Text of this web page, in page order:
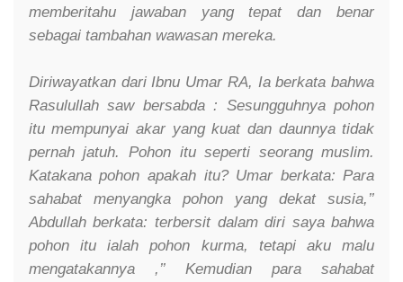
memberitahu jawaban yang tepat dan benar
sebagai tambahan wawasan mereka.
Diriwayatkan dari Ibnu Umar RA, Ia berkata bahwa
Rasulullah saw bersabda : Sesungguhnya pohon
itu mempunyai akar yang kuat dan daunnya tidak
pernah jatuh. Pohon itu seperti seorang muslim.
Katakana pohon apakah itu? Umar berkata: Para
sahabat menyangka pohon yang dekat susia,’’
Abdullah berkata: terbersit dalam diri saya bahwa
pohon itu ialah pohon kurma, tetapi aku malu
mengatakannya ,’’ Kemudian para sahabat